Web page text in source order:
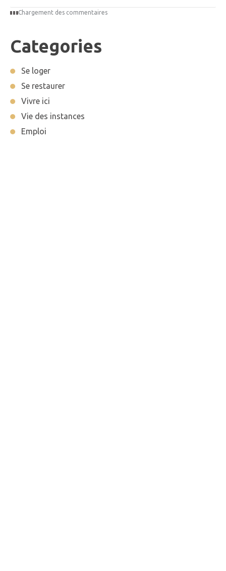
Chargement des commentaires
Categories
Se loger
Se restaurer
Vivre ici
Vie des instances
Emploi